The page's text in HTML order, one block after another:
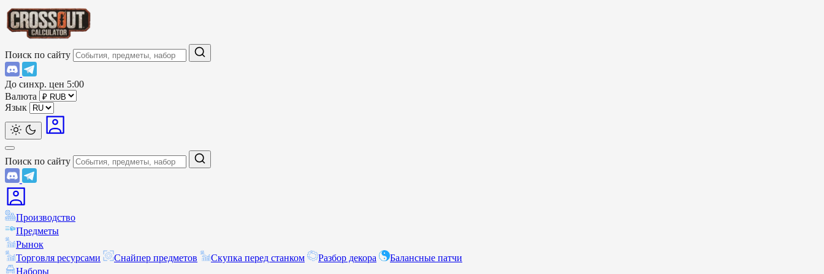
Поиск по сайту
До синхр. цен 5:00
Валюта
Язык
Поиск по сайту
Производство
Предметы
Рынок
Торговля ресурсами
Снайпер предметов Скупка перед станком Разбор декора
Балансные патчи
Наборы